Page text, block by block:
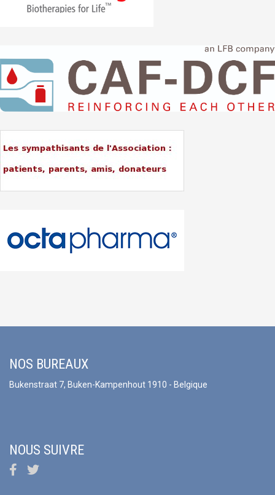
NOS BUREAUX
Bukenstraat 7, Buken-Kampenhout 1910 - Belgique
NOUS SUIVRE